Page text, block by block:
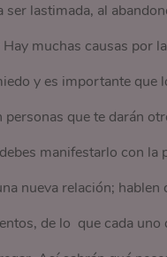
ser lastimada, al
muchas causas por
y es importante que
personas que te darán
manifestarlo con la
nueva relación; hablen
de lo que cada uno